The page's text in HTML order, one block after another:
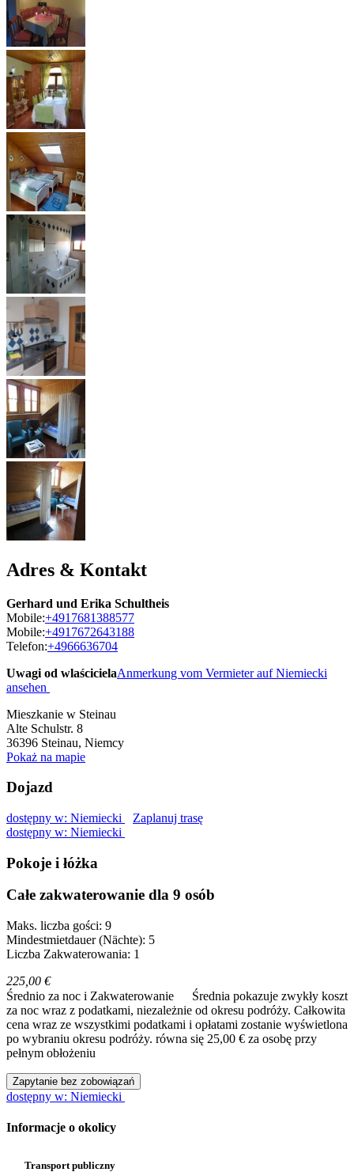
Adres & Kontakt
Gerhard und Erika Schultheis
Mobile:+4917681388577
Mobile:+4917672643188
Telefon:+4966636704
Uwagi od wlaścicielaAnmerkung vom Vermieter auf Niemiecki
ansehen
Mieszkanie w Steinau
Alte Schulstr. 8
36396 Steinau, Niemcy
Pokaż na mapie
Dojazd
dostępny w: Niemiecki
Zaplanuj trasę
dostępny w: Niemiecki
Pokoje i łóżka
Całe zakwaterowanie dla 9 osób
Maks. liczba gości: 9
Mindestmietdauer (Nächte): 5
Liczba Zakwaterowania: 1
225,00 €
Średnio za noc i Zakwaterowanie
Średnia pokazuje zwykły koszt
za noc wraz z podatkami, niezależnie od okresu podróży. Całkowita
cena wraz ze wszystkimi podatkami i opłatami zostanie wyświetlona
po wybraniu okresu podróży. równa się 25,00 € za osobę przy
pełnym obłożeniu
Zapytanie bez zobowiązań
dostępny w: Niemiecki
Informacje o okolicy
Transport publiczny